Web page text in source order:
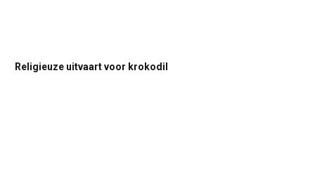
Religieuze uitvaart voor krokodil